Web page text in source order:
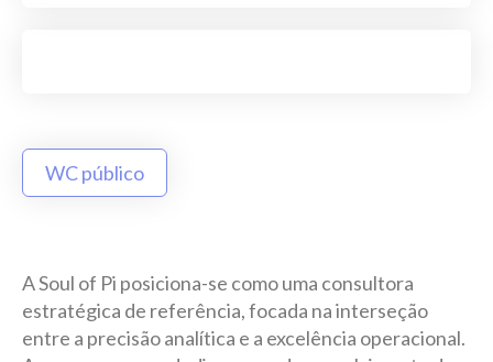
WC público
A Soul of Pi posiciona-se como uma consultora
estratégica de referência, focada na interseção
entre a precisão analítica e a excelência operacional.